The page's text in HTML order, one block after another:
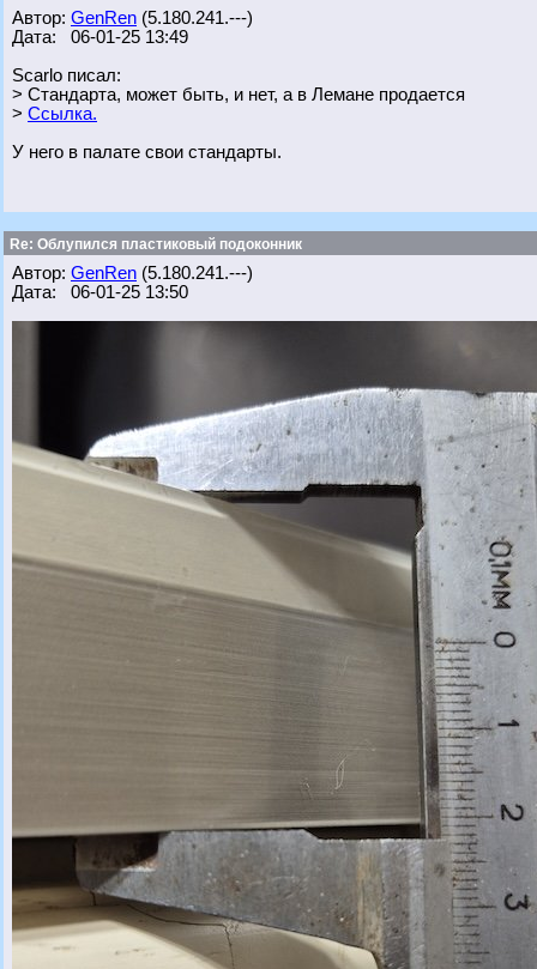
Автор: GenRen (5.180.241.---)
Дата: 06-01-25 13:49
Scarlo писал:
> Стандарта, может быть, и нет, а в Лемане продается
> Ссылка.
У него в палате свои стандарты.
Re: Облупился пластиковый подоконник
Автор: GenRen (5.180.241.---)
Дата: 06-01-25 13:50